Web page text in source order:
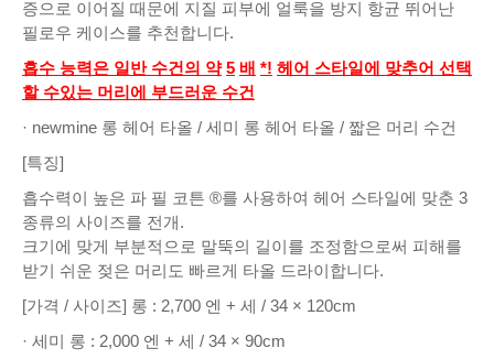
증으로 이어질 때문에 지질 피부에 얼룩을 방지 항균 뛰어난
필로우 케이스를 추천합니다.
흡수 능력은 일반 수건의 약 5 배 *! 헤어 스타일에 맞추어 선택
할 수있는 머리에 부드러운 수건
· newmine 롱 헤어 타올 / 세미 롱 헤어 타올 / 짧은 머리 수건
[특징]
흡수력이 높은 파 필 코튼 ®를 사용하여 헤어 스타일에 맞춘 3
종류의 사이즈를 전개.
크기에 맞게 부분적으로 말뚝의 길이를 조정함으로써 피해를
받기 쉬운 젖은 머리도 빠르게 타올 드라이합니다.
[가격 / 사이즈] 롱 : 2,700 엔 + 세 / 34 × 120cm
· 세미 롱 : 2,000 엔 + 세 / 34 × 90cm